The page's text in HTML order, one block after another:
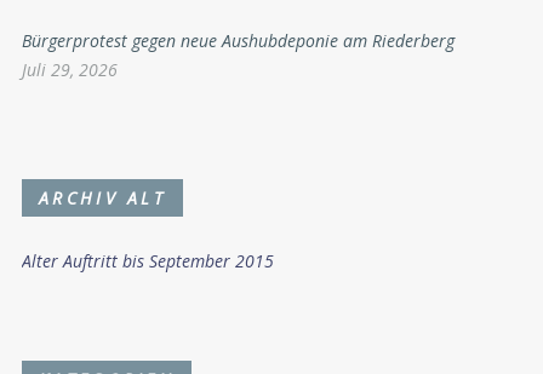
Bürgerprotest gegen neue Aushubdeponie am Riederberg
Juli 29, 2026
ARCHIV ALT
Alter Auftritt bis September 2015